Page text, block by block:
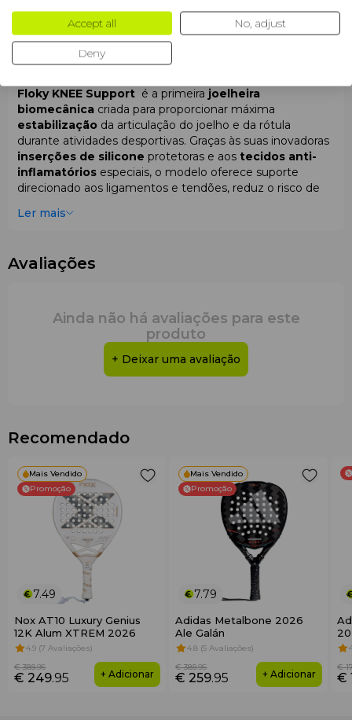
Descrição
Floky KNEE Support é a primeira joelheira
biomecânica criada para proporcionar máxima
estabilização da articulação do joelho e da rótula
durante atividades desportivas. Graças às suas inovadoras
inserções de silicone protetoras e aos tecidos anti-
inflamatórios especiais, o modelo oferece suporte
direcionado aos ligamentos e tendões, reduz o risco de
proteçãodurante treinos e competições.
Vantagens do Floky KNEE Support:
Estabilização
dos ligamentos e do tendão patelar
da inflamação e da carga na articulação
Ler mais
Avaliações
Ainda não há avaliações para este
produto
+ Deixar uma avaliação
Recomendado
Mais Vendido
Promoção
7.49
Nox AT10 Luxury Genius
12K Alum XTREM 2026
4.9 (7 Avaliações)
€ 249.95
€ 389.95
+ Adicionar
Mais Vendido
Promoção
7.79
Adidas Metalbone 2026
Ale Galán
4.8 (5 Avaliações)
€ 259.95
€ 389.95
+ Adicionar €
€
Accept all No, adjust
Deny